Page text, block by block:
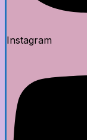
Instagram